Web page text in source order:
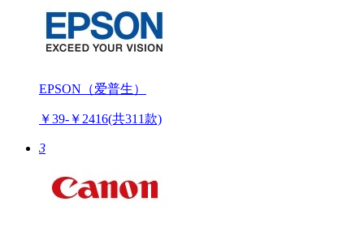
EPSON（爱普生）
￥39-￥2416(共311款)
3